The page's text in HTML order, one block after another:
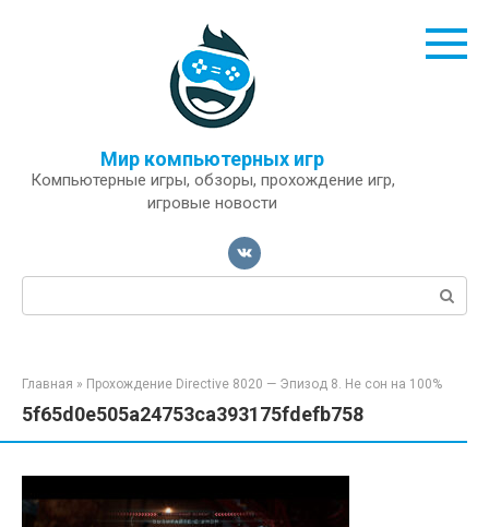
Мир компьютерных игр
Компьютерные игры, обзоры, прохождение игр,
игровые новости
Поиск:
Главная » Прохождение Directive 8020 — Эпизод 8. Не сон на 100%
5f65d0e505a24753ca393175fdefb758